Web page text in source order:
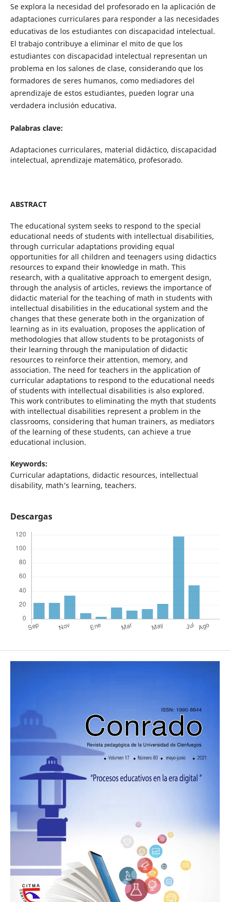
Se explora la necesidad del profesorado en la aplicación de
adaptaciones curriculares para responder a las necesidades
educativas de los estudiantes con discapacidad intelectual.
El trabajo contribuye a eliminar el mito de que los
estudiantes con discapacidad intelectual representan un
problema en los salones de clase, considerando que los
formadores de seres humanos, como mediadores del
aprendizaje de estos estudiantes, pueden lograr una
verdadera inclusión educativa.
Palabras clave:
Adaptaciones curriculares, material didáctico, discapacidad
intelectual, aprendizaje matemático, profesorado.
ABSTRACT
The educational system seeks to respond to the special
educational needs of students with intellectual disabilities,
through curricular adaptations providing equal
opportunities for all children and teenagers using didactics
resources to expand their knowledge in math. This
research, with a qualitative approach to emergent design,
through the analysis of articles, reviews the importance of
didactic material for the teaching of math in students with
intellectual disabilities in the educational system and the
changes that these generate both in the organization of
learning as in its evaluation, proposes the application of
methodologies that allow students to be protagonists of
their learning through the manipulation of didactic
resources to reinforce their attention, memory, and
association. The need for teachers in the application of
curricular adaptations to respond to the educational needs
of students with intellectual disabilities is also explored.
This work contributes to eliminating the myth that students
with intellectual disabilities represent a problem in the
classrooms, considering that human trainers, as mediators
of the learning of these students, can achieve a true
educational inclusion.
Keywords:
Curricular adaptations, didactic resources, intellectual
disability, math’s learning, teachers.
Descargas